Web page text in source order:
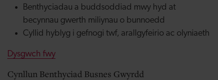
Benthyciadau a buddsoddiad mwy hyd at
becynnau gwerth miliynau o bunnoedd
Cyllid hyblyg i gefnogi twf, arallgyfeirio ac olyniaeth
Dysgwch fwy
Cynllun Benthyciad Busnes Gwyrdd